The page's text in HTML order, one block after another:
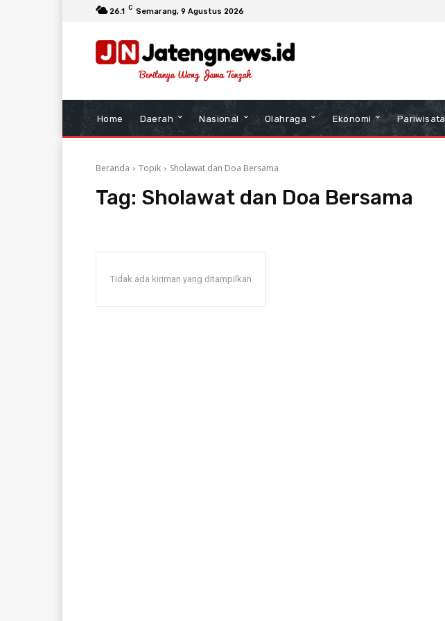
26.1 C Semarang, 9 Agustus 2026
Home Daerah Nasional Olahraga Ekonomi Pariwisata
Beranda Topik Sholawat dan Doa Bersama
Tag: Sholawat dan Doa Bersama
Tidak ada kiriman yang ditampilkan